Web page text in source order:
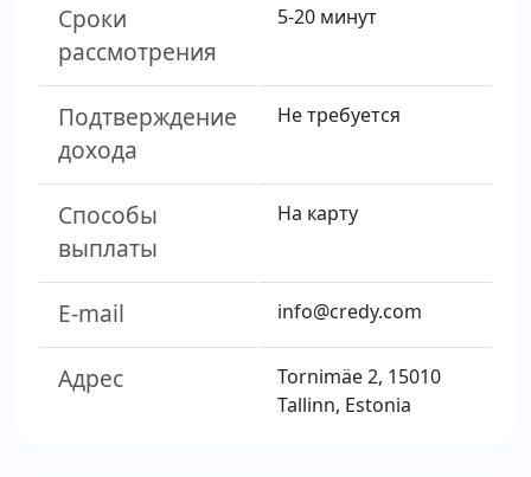
Сроки
рассмотрения
5-20 минут
Подтверждение
дохода
Не требуется
Способы
выплаты
На карту
E-mail info@credy.com
Адрес
Tornimäe 2, 15010
Tallinn, Estonia